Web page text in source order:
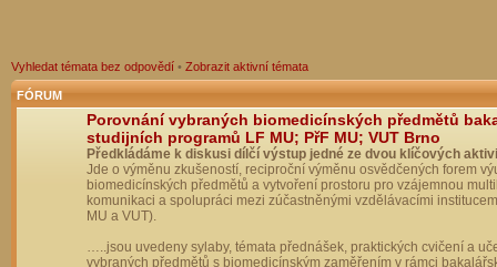
Vyhledat témata bez odpovědí • Zobrazit aktivní témata
FÓRUM
Porovnání vybraných biomedicínských předmětů
studijních programů LF MU; PřF MU; VUT Brno
Předkládáme k diskusi dílčí výstup jedné ze dvou klíčových
Jde o výměnu zkušeností, reciproční výměnu osvědčených forem
biomedicínských předmětů a vytvoření prostoru pro vzájemnou
komunikaci a spolupráci mezi zúčastněnými vzdělávacími
MU a VUT).
…..jsou uvedeny sylaby, témata přednášek, praktických cvičení a
vybraných předmětů s biomedicínským zaměřením v rámci